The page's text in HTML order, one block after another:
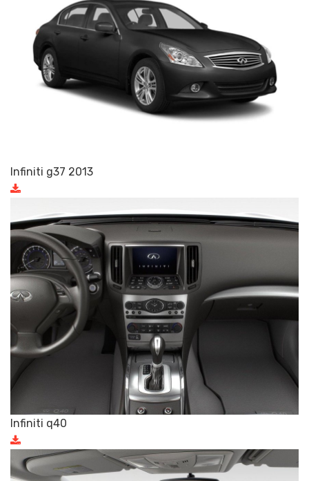
Infiniti g37 2013
Infiniti q40